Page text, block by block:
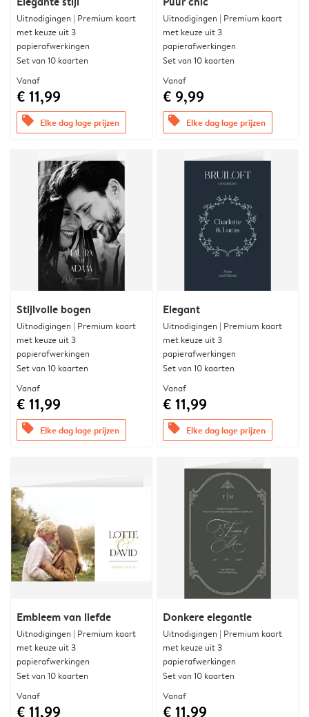
Uitnodigingen | Premium kaart
met keuze uit 3
papierafwerkingen
Set van 10 kaarten
Vanaf
€ 11,99
offers Elke dag lage prijzen
Uitnodigingen | Premium kaart
met keuze uit 3
papierafwerkingen
Set van 10 kaarten
Vanaf
€ 9,99
offers Elke dag lage prijzen
Stijlvolle bogen
Uitnodigingen | Premium kaart
met keuze uit 3
papierafwerkingen
Set van 10 kaarten
Vanaf
€ 11,99
offers Elke dag lage prijzen
Elegant
Uitnodigingen | Premium kaart
met keuze uit 3
papierafwerkingen
Set van 10 kaarten
Vanaf
€ 11,99
offers Elke dag lage prijzen
Embleem van liefde
Uitnodigingen | Premium kaart
met keuze uit 3
papierafwerkingen
Set van 10 kaarten
Vanaf
€ 11,99
Donkere elegantie
Uitnodigingen | Premium kaart
met keuze uit 3
papierafwerkingen
Set van 10 kaarten
Vanaf
€ 11,99